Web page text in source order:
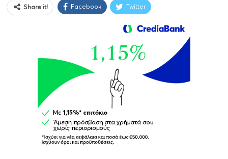
Share it! Facebook Twitter